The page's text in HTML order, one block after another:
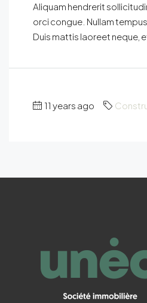
Aliquam hendrerit
orci congue. Nullam
Duis mattis laoreet neque,
11 years ago